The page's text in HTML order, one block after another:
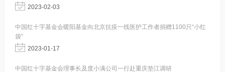
2023-02-03
中国红十字基金会暖阳基金向北京抗疫一线医护工作者捐赠1100只“小红
袋”
2023-01-17
中国红十字基金会理事长及度小满公司一行赴重庆垫江调研